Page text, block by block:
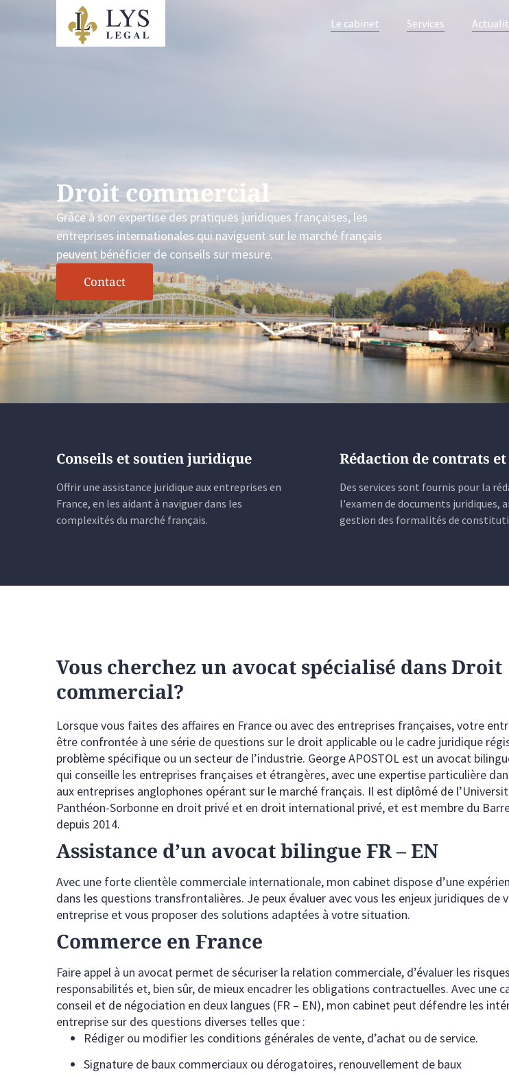
Le cabinet Services
Droit commercial
Grâce à son expertise des pratiques juridiques françaises, les
entreprises internationales qui naviguent sur le marché français
peuvent bénéficier de conseils sur mesure.
Contact
Conseils et soutien juridique
Offrir une assistance juridique aux entreprises en
France, en les aidant à naviguer dans les
complexités du marché français.
Rédaction de contrats
Des services sont fournis pour la
l'examen de documents juridiques,
gestion des formalités de
Vous cherchez un avocat spécialisé dans Droit
commercial?
Lorsque vous faites des affaires en France ou avec des entreprises françaises, votre
être confrontée à une série de questions sur le droit applicable ou le cadre juridique
problème spécifique ou un secteur de l’industrie. George APOSTOL est un avocat
qui conseille les entreprises françaises et étrangères, avec une expertise particulière
aux entreprises anglophones opérant sur le marché français. Il est diplômé de
Panthéon-Sorbonne en droit privé et en droit international privé, et est membre du
depuis 2014.
Assistance d’un avocat bilingue FR – EN
Avec une forte clientèle commerciale internationale, mon cabinet dispose d’une
dans les questions transfrontalières. Je peux évaluer avec vous les enjeux juridiques de
entreprise et vous proposer des solutions adaptées à votre situation.
Commerce en France
Faire appel à un avocat permet de sécuriser la relation commerciale, d’évaluer les
responsabilités et, bien sûr, de mieux encadrer les obligations contractuelles. Avec une
conseil et de négociation en deux langues (FR – EN), mon cabinet peut défendre les
entreprise sur des questions diverses telles que :
Rédiger ou modifier les conditions générales de vente, d’achat ou de service.
Signature de baux commerciaux ou dérogatoires, renouvellement de baux